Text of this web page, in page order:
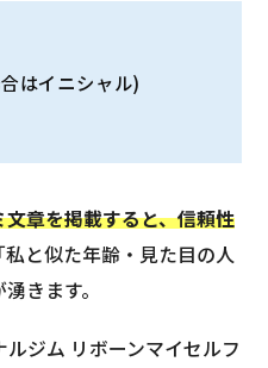
はイニシャル)
章を掲載すると、信頼性
私と似た年齢・見た目の人
きます。
ジム リボーンマイセルフ